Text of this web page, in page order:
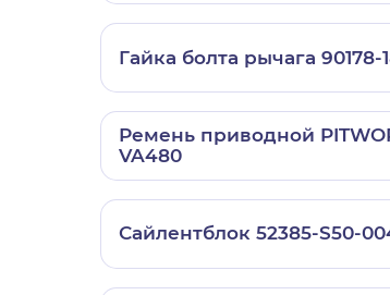
Гайка болта рычага 90178-
Ремень приводной
VA480
Сайлентблок 52385-S50-